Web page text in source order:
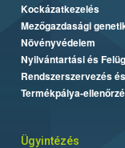
Kockázatkezelés
Mezőgazdasági
Növényvédelem
Nyilvántartási és
Rendszerszervezés
Termékpálya-
Ügyintézés